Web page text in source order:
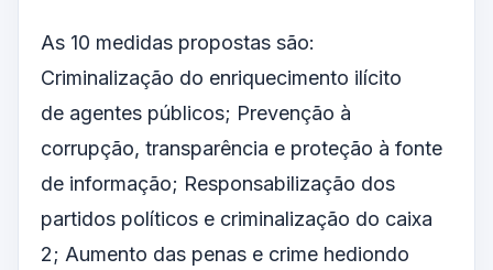
As 10 medidas propostas são:
Criminalização do enriquecimento ilícito
de agentes públicos; Prevenção à
corrupção, transparência e proteção à fonte
de informação; Responsabilização dos
partidos políticos e criminalização do caixa
2; Aumento das penas e crime hediondo